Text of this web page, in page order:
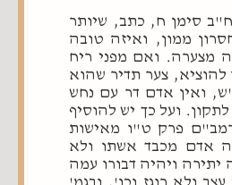
סימן ח, כתב, שיותר
ממון, ואיזה טובה
מצערה. ואם מפני ריח
להוציא, צער תדיר שהוא
ואין אדם דר עם נחש
ועל כך יש להוסיף
פרק ט"ו מאישות
אדם מכבד אשתו ולא
יתירה ויהיה דבורו עמה